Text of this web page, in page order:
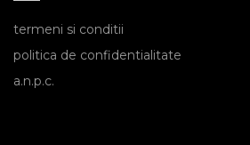
termeni si conditii
politica de confidentialitate
a.n.p.c.